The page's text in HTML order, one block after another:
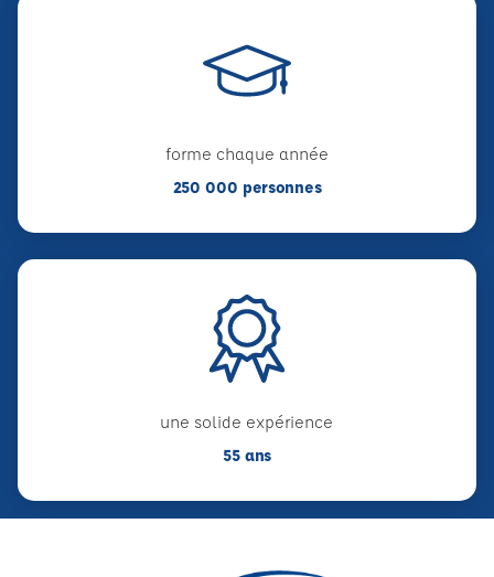
forme chaque année
250 000 personnes
une solide expérience
55 ans